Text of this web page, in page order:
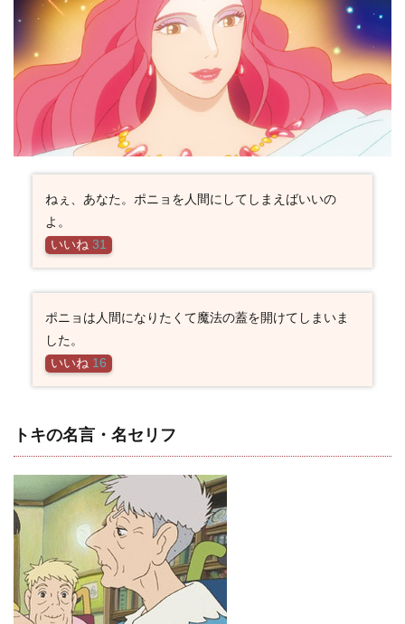
ねぇ、あなた。ポニョを人間にしてしまえばいいの
よ。
いいね 31
ポニョは人間になりたくて魔法の蓋を開けてしまいま
した。
いいね 16
トキの名言・名セリフ